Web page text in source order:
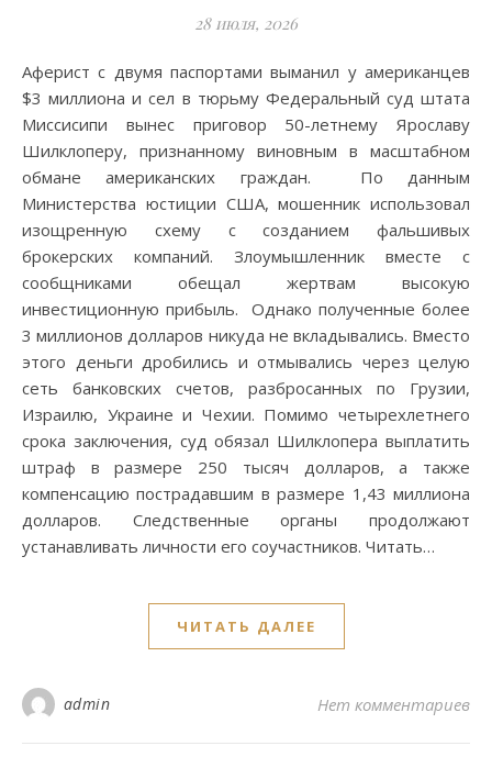
28 июля, 2026
Аферист с двумя паспортами выманил у американцев
$3 миллиона и сел в тюрьму Федеральный суд штата
Миссисипи вынес приговор 50-летнему Ярославу
Шилклоперу, признанному виновным в масштабном
обмане американских граждан. По данным
Министерства юстиции США, мошенник использовал
изощренную схему с созданием фальшивых
брокерских компаний. Злоумышленник вместе с
сообщниками обещал жертвам высокую
инвестиционную прибыль. Однако полученные более
3 миллионов долларов никуда не вкладывались. Вместо
этого деньги дробились и отмывались через целую
сеть банковских счетов, разбросанных по Грузии,
Израилю, Украине и Чехии. Помимо четырехлетнего
срока заключения, суд обязал Шилклопера выплатить
штраф в размере 250 тысяч долларов, а также
компенсацию пострадавшим в размере 1,43 миллиона
долларов. Следственные органы продолжают
устанавливать личности его соучастников. Читать…
ЧИТАТЬ ДАЛЕЕ
admin Нет комментариев